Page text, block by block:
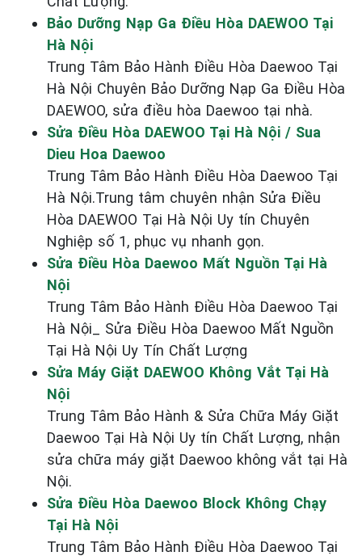
Bảo Dưỡng Nạp Ga Điều Hòa DAEWOO Tại
Hà Nội
Trung Tâm Bảo Hành Điều Hòa Daewoo Tại
Hà Nội Chuyên Bảo Dưỡng Nạp Ga Điều Hòa
DAEWOO, sửa điều hòa Daewoo tại nhà.
Sửa Điều Hòa DAEWOO Tại Hà Nội / Sua
Dieu Hoa Daewoo
Trung Tâm Bảo Hành Điều Hòa Daewoo Tại
Hà Nội.Trung tâm chuyên nhận Sửa Điều
Hòa DAEWOO Tại Hà Nội Uy tín Chuyên
Nghiệp số 1, phục vụ nhanh gọn.
Sửa Điều Hòa Daewoo Mất Nguồn Tại Hà
Nội
Trung Tâm Bảo Hành Điều Hòa Daewoo Tại
Hà Nội_ Sửa Điều Hòa Daewoo Mất Nguồn
Tại Hà Nội Uy Tín Chất Lượng
Sửa Máy Giặt DAEWOO Không Vắt Tại Hà
Nội
Trung Tâm Bảo Hành & Sửa Chữa Máy Giặt
Daewoo Tại Hà Nội Uy tín Chất Lượng, nhận
sửa chữa máy giặt Daewoo không vắt tại Hà
Nội.
Sửa Điều Hòa Daewoo Block Không Chạy
Tại Hà Nội
Trung Tâm Bảo Hành Điều Hòa Daewoo Tại